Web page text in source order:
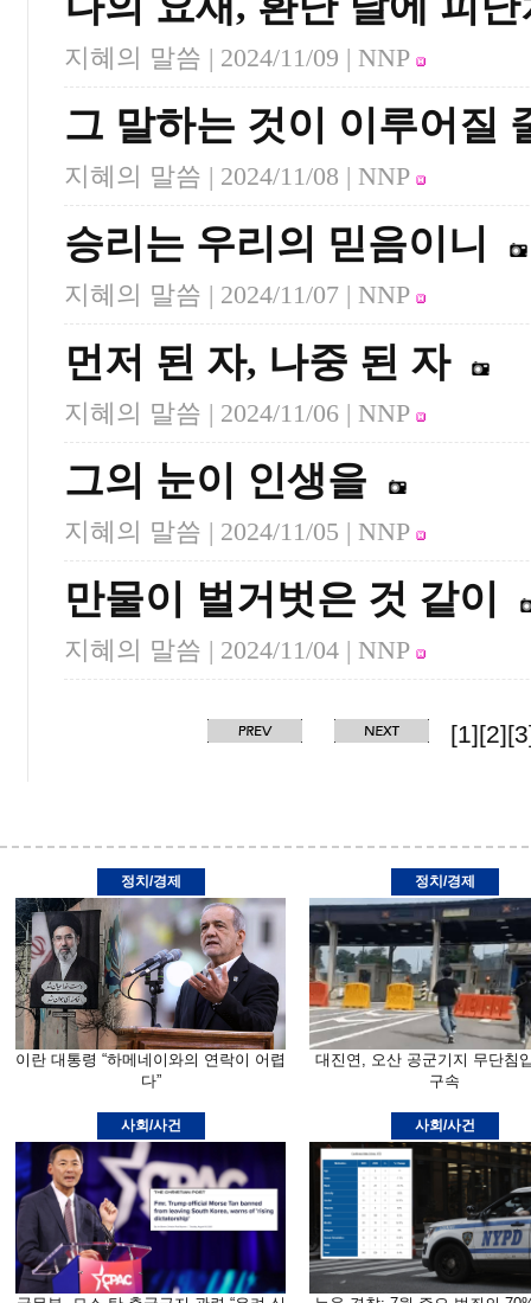
지혜의 말씀 | 2024/11/09 | NNP
그 말하는 것이 이루어질
지혜의 말씀 | 2024/11/08 | NNP
승리는 우리의 믿음이니
지혜의 말씀 | 2024/11/07 | NNP
먼저 된 자, 나중 된 자
지혜의 말씀 | 2024/11/06 | NNP
그의 눈이 인생을
지혜의 말씀 | 2024/11/05 | NNP
만물이 벌거벗은 것 같이
지혜의 말씀 | 2024/11/04 | NNP
[1][2]
정치/경제
이란 대통령 “하메네이와의 연락이 어렵
다”
정치/경제
대진연, 오산 공군기지 무단침
구속
사회/사건 사회/사건